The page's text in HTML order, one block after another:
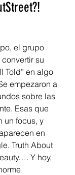
el grupo
su
Told” en algo
empezaron a
sobre las
Esas que
un focus, y
en
Truth About
Y hoy,